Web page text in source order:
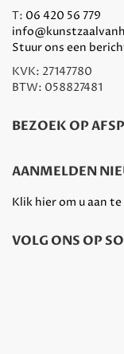
T: 06 420 56 779
Stuur ons een
KVK: 27147780
BTW: 058827481
BEZOEK OP
AANMELDEN
Klik hier om u aan
VOLG ONS OP